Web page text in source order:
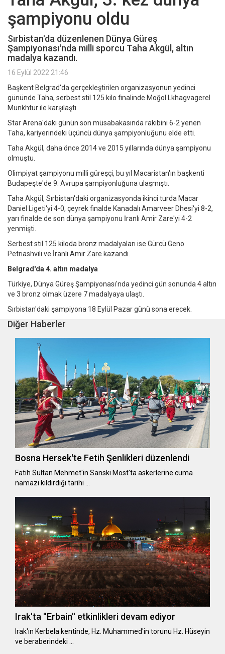
şampiyonu oldu
Sırbistan'da düzenlenen Dünya Güreş
Şampiyonası'nda milli sporcu Taha Akgül, altın
madalya kazandı.
16 Eylül 2022 21:46
Başkent Belgrad'da gerçekleştirilen organizasyonun yedinci
gününde Taha, serbest stil 125 kilo finalinde Moğol Lkhagvagerel
Munkhtur ile karşılaştı.
Star Arena'daki günün son müsabakasında rakibini 6-2 yenen
Taha, kariyerindeki üçüncü dünya şampiyonluğunu elde etti.
Taha Akgül, daha önce 2014 ve 2015 yıllarında dünya şampiyonu
olmuştu.
Olimpiyat şampiyonu milli güreşçi, bu yıl Macaristan'ın başkenti
Budapeşte'de 9. Avrupa şampiyonluğuna ulaşmıştı.
Taha Akgül, Sırbistan'daki organizasyonda ikinci turda Macar
Daniel Ligeti'yi 4-0, çeyrek finalde Kanadalı Amarveer Dhesi'yi 8-2,
yarı finalde de son dünya şampiyonu İranlı Amir Zare'yi 4-2
yenmişti.
Serbest stil 125 kiloda bronz madalyaları ise Gürcü Geno
Petriashvili ve İranlı Amir Zare kazandı.
Belgrad'da 4. altın madalya
Türkiye, Dünya Güreş Şampiyonası'nda yedinci gün sonunda 4 altın
ve 3 bronz olmak üzere 7 madalyaya ulaştı.
Sırbistan'daki şampiyona 18 Eylül Pazar günü sona erecek.
Diğer Haberler
Bosna Hersek'te Fetih Şenlikleri düzenlendi
Fatih Sultan Mehmet'in Sanski Most'ta askerlerine cuma
namazı kıldırdığı tarihi …
Irak'ta ''Erbain'' etkinlikleri devam ediyor
Irak'ın Kerbela kentinde, Hz. Muhammed'in torunu Hz. Hüseyin
ve beraberindeki …